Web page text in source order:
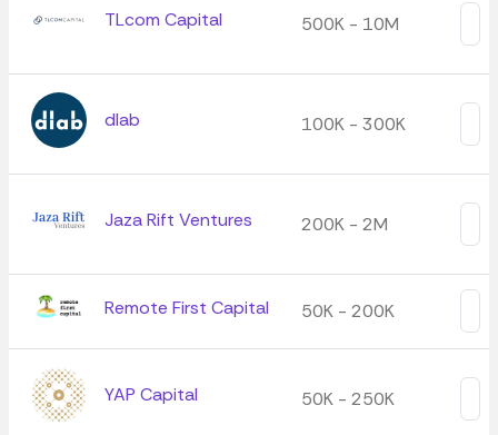
TLcom Capital 500K - 10M
dlab 100K - 300K
Jaza Rift Ventures 200K - 2M
Remote First Capital 50K - 200K
YAP Capital 50K - 250K